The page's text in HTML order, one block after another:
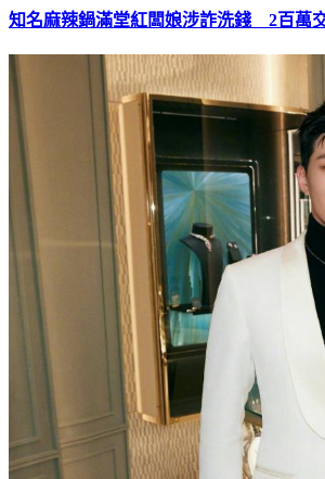
知名麻辣鍋滿堂紅闆娘涉詐洗錢 2百萬